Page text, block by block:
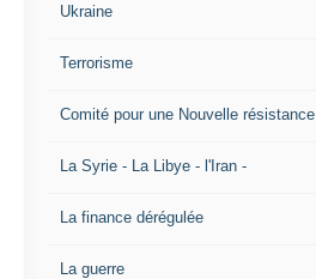
Ukraine
Terrorisme
Comité pour une Nouvelle résistance
La Syrie - La Libye - l'Iran -
La finance dérégulée
La guerre